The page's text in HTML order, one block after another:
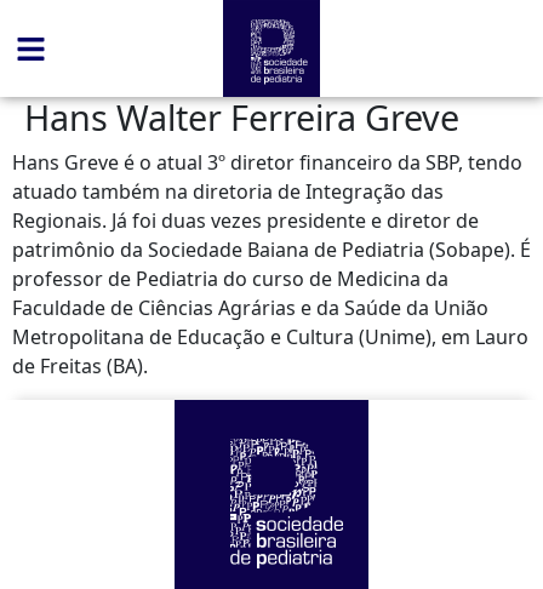
Hans Walter Ferreira Greve
Hans Greve é o atual 3º diretor financeiro da SBP, tendo
atuado também na diretoria de Integração das
Regionais. Já foi duas vezes presidente e diretor de
patrimônio da Sociedade Baiana de Pediatria (Sobape). É
professor de Pediatria do curso de Medicina da
Faculdade de Ciências Agrárias e da Saúde da União
Metropolitana de Educação e Cultura (Unime), em Lauro
de Freitas (BA).